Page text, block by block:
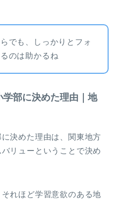
でも、しっかりとフォ
のは助かるね
部に決めた理由｜地
決めた理由は、関東地方
リューということで決め
れほど学習意欲のある地